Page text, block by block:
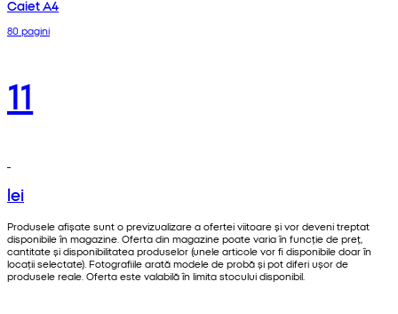
Caiet A4
80 pagini
11
lei
Produsele afișate sunt o previzualizare a ofertei viitoare și vor deveni treptat
disponibile în magazine. Oferta din magazine poate varia în funcție de preț,
cantitate și disponibilitatea produselor (unele articole vor fi disponibile doar în
locații selectate). Fotografiile arată modele de probă și pot diferi ușor de
produsele reale. Oferta este valabilă în limita stocului disponibil.